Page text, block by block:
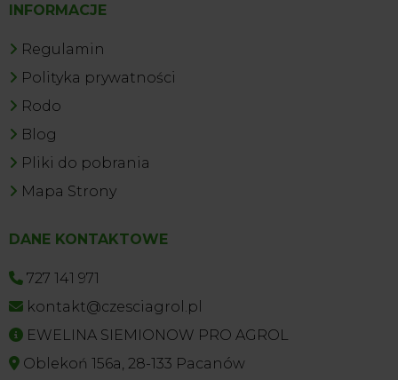
INFORMACJE
Regulamin
Polityka prywatności
Rodo
Blog
Pliki do pobrania
Mapa Strony
DANE KONTAKTOWE
727 141 971
kontakt@czesciagrol.pl
EWELINA SIEMIONOW PRO AGROL
Oblekoń 156a, 28-133 Pacanów